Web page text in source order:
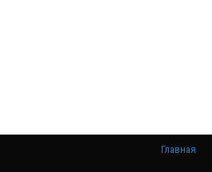
Главная